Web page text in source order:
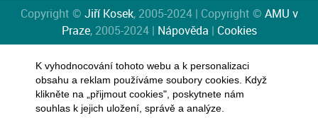
Copyright © Jiří Kosek, 2005-2024 | Copyright © AMU v
Praze, 2005-2024 | Nápověda | Cookies
K vyhodnocování tohoto webu a k personalizaci
obsahu a reklam používáme soubory cookies. Když
klikněte na „přijmout cookies", poskytnete nám
souhlas k jejich uložení, správě a analýze.